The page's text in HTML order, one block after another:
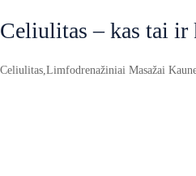
Celiulitas Limfodrenažiniai Masažai
Celiulitas – kas tai ir